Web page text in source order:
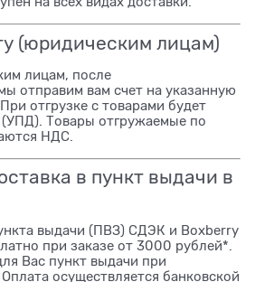
(юридическим лицам)
лицам, после
отправим вам счет на указанную
отгрузке с товарами будет
(УПД). Товары отгружаемые по
НДС.
в пункт выдачи в
выдачи (ПВЗ) СДЭК и Boxberry
при заказе от 3000 рублей*.
Вас пункт выдачи при
осуществляется банковской